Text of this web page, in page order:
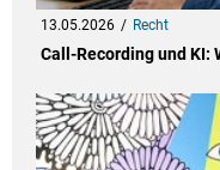
13.05.2026 Recht
Call-Recording und KI: